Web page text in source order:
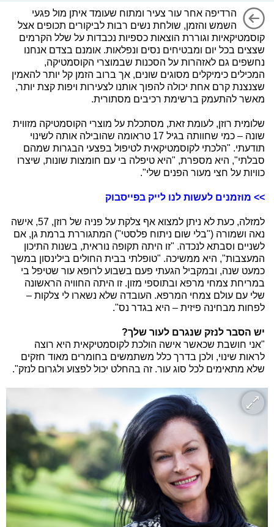
הרדיפה אחר עור צעיר ומתוח שעומד איתן מול פגעי
השמש והזמן, שולחת נשים רבות לביקורים תכופים אצל
קוסמטיקאיות וגוררת הוצאות כספיות נכבדות על שלל הקרמים
שצצים בכל יום ומבטיחים נסים ונפלאות. אומנם בצדם אנחנו
נחשפים גם לאזהרות על הסכנות שבמוצרי הקוסמטיקה,
המכילים כימיקלים מסוגים שונים, אך ברוב הזמן קל יותר להאמין
שצנצנת קרם אחת יכולה להפוך אותנו לצעירות ויפות קצת יותר,
מאשר להתעמק ברשימת רכיבים מסתורית.
שלומית רוזן, לעומת זאת, מסתכלת על מוצרי הקוסמטיקה מזווית
שונה – כמי שחוותה בגיל 17 טראומה שהובילה אותה לשינוי
תודעתי. "הלכתי לקוסמטיקאית לטיפול בפצעי הבגרות שמהם
סבלתי", היא מספרת, "היא טיפלה בי עם חומצות שונות, שיצרו
כוויות על חצי מעור הפנים שלי".
>> מוזמנים לעשות לנו לייק בפייסבוק
למזלה, כעת לא ניתן למצוא אף צלקת על פניה של רוזן, 57, אישה
נאה ושמורה ("בלי שום ניתוח פלסטי") המתגוררת ברמת גן, אם
לשניים וסבתא לנכדה. "זו היתה תקופה נוראית, בשנות התיכון
המעצבות", היא ממשיכה. "טופלתי בבית החולים בילינסון במשך
כמעט שנה, ובמקביל הגעתי פעם בשבוע לרופא עור שטיפל בי
במריחת צמחי מרפא ובתוספי מזון. זו היתה החוויה הראשונה
שלי עם עולם צמחי המרפא. העובדה שלא נשארו לי צלקות –
לפחות מבחינה פיזית – היא בגדר נס".
יש הסבר לנזק שנגרם לעור שלך?
"אני חושבת שכאשר אישה הולכת לקוסמטיקאית היא רוצה
לראות שינוי, ולכן בדרך כלל משתמשים בחומרים מאוד חזקים
שלא מתאימים לכל סוג עור. זה בהחלט יכול לפצוע ולגרום לנזק".